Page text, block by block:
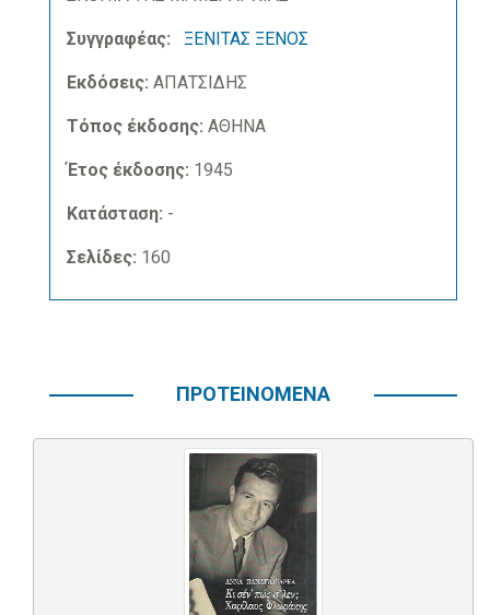
Συγγραφέας: ΞΕΝΙΤΑΣ ΞΕΝΟΣ
Εκδόσεις: ΑΠΑΤΣΙΔΗΣ
Τόπος έκδοσης: ΑΘΗΝΑ
Έτος έκδοσης: 1945
Κατάσταση: -
Σελίδες: 160
ΠΡΟΤΕΙΝΟΜΕΝΑ